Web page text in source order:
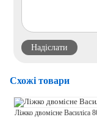
Схожі товари
Ліжко двомісне Василіса